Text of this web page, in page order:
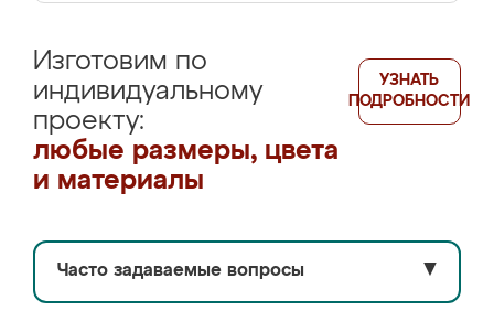
Изготовим по
индивидуальному
проекту:
любые размеры, цвета
и материалы
УЗНАТЬ
ПОДРОБНОСТИ
Часто задаваемые вопросы ▼